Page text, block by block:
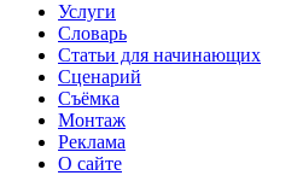
Услуги
Словарь
Статьи для начинающих
Сценарий
Съёмка
Монтаж
Реклама
О сайте